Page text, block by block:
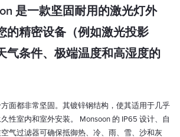
是一款坚固耐用的激光灯外
的精密设备（例如激光投影
气条件、极端温度和高湿度的
面都非常坚固。其镀锌钢结构，使其适用于几乎
性室内和室外安装。 Monsoon 的 IP65 设计、自
气过滤器可确保抵御热、冷、雨、雪、沙和灰